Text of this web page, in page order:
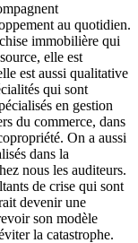
au quotidien.
immobilière qui
elle est
est aussi qualitative
qui sont
en gestion
du commerce, dans
On a aussi
dans la
nous les auditeurs.
de crise qui sont
devenir une
son modèle
la catastrophe.